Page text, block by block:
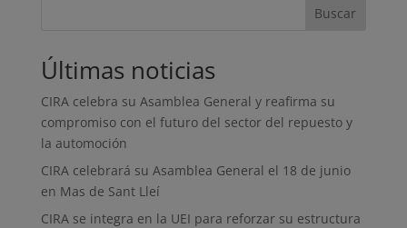
Buscar
Últimas noticias
CIRA celebra su Asamblea General y reafirma su
compromiso con el futuro del sector del repuesto y
la automoción
CIRA celebrará su Asamblea General el 18 de junio
en Mas de Sant Lleí
CIRA se integra en la UEI para reforzar su estructura